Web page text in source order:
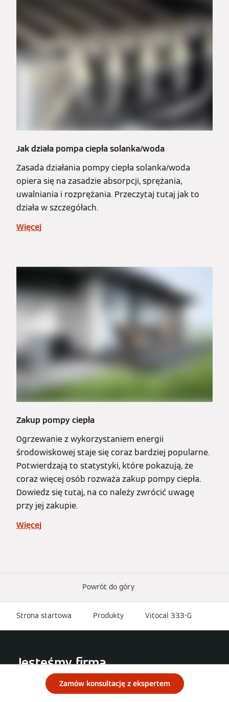
Zamów konsultację z ekspertem
Jak działa pompa ciepła solanka/woda
Zasada działania pompy ciepła solanka/woda
opiera się na zasadzie absorpcji, sprężania,
uwalniania i rozprężania. Przeczytaj tutaj jak to
działa w szczegółach.
Więcej
Zakup pompy ciepła
Ogrzewanie z wykorzystaniem energii
środowiskowej staje się coraz bardziej popularne.
Potwierdzają to statystyki, które pokazują, że
coraz więcej osób rozważa zakup pompy ciepła.
Dowiedz się tutaj, na co należy zwrócić uwagę
przy jej zakupie.
Więcej
Powrót do góry
Strona startowa Produkty Vitocal 333-G
Jesteśmy firmą
Viessmann Climate Solutions.